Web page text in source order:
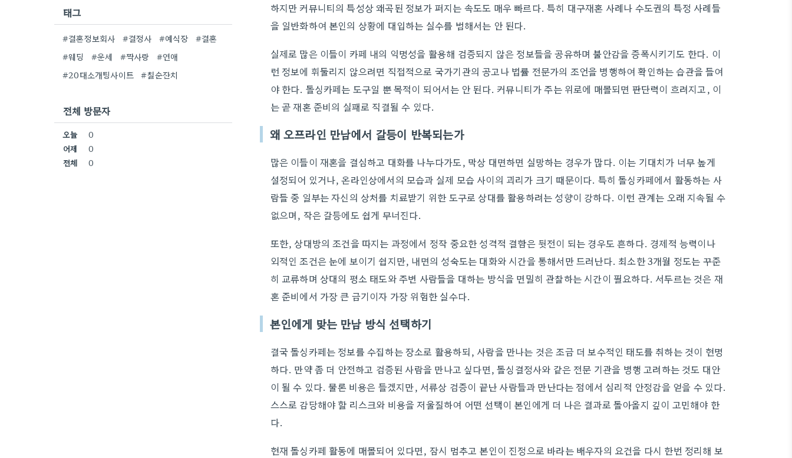
하지만 커뮤니티의 특성상 왜곡된 정보가 퍼지는 속도도 매우 빠르다. 특히 대구재혼 사례나 수도권의 특정 사례들
을 일반화하여 본인의 상황에 대입하는 실수를 범해서는 안 된다.
실제로 많은 이들이 카페 내의 익명성을 활용해 검증되지 않은 정보들을 공유하며 불안감을 증폭시키기도 한다. 이
런 정보에 휘둘리지 않으려면 직접적으로 국가기관의 공고나 법률 전문가의 조언을 병행하여 확인하는 습관을 들여
야 한다. 돌싱카페는 도구일 뿐 목적이 되어서는 안 된다. 커뮤니티가 주는 위로에 매몰되면 판단력이 흐려지고, 이
는 곧 재혼 준비의 실패로 직결될 수 있다.
왜 오프라인 만남에서 갈등이 반복되는가
많은 이들이 재혼을 결심하고 대화를 나누다가도, 막상 대면하면 실망하는 경우가 많다. 이는 기대치가 너무 높게
설정되어 있거나, 온라인상에서의 모습과 실제 모습 사이의 괴리가 크기 때문이다. 특히 돌싱카페에서 활동하는 사
람들 중 일부는 자신의 상처를 치료받기 위한 도구로 상대를 활용하려는 성향이 강하다. 이런 관계는 오래 지속될 수
없으며, 작은 갈등에도 쉽게 무너진다.
또한, 상대방의 조건을 따지는 과정에서 정작 중요한 성격적 결함은 뒷전이 되는 경우도 흔하다. 경제적 능력이나
외적인 조건은 눈에 보이기 쉽지만, 내면의 성숙도는 대화와 시간을 통해서만 드러난다. 최소한 3개월 정도는 꾸준
히 교류하며 상대의 평소 태도와 주변 사람들을 대하는 방식을 면밀히 관찰하는 시간이 필요하다. 서두르는 것은 재
혼 준비에서 가장 큰 금기이자 가장 위험한 실수다.
본인에게 맞는 만남 방식 선택하기
결국 돌싱카페는 정보를 수집하는 장소로 활용하되, 사람을 만나는 것은 조금 더 보수적인 태도를 취하는 것이 현명
하다. 만약 좀 더 안전하고 검증된 사람을 만나고 싶다면, 돌싱결정사와 같은 전문 기관을 병행 고려하는 것도 대안
이 될 수 있다. 물론 비용은 들겠지만, 서류상 검증이 끝난 사람들과 만난다는 점에서 심리적 안정감을 얻을 수 있다.
스스로 감당해야 할 리스크와 비용을 저울질하여 어떤 선택이 본인에게 더 나은 결과로 돌아올지 깊이 고민해야 한
다.
현재 돌싱카페 활동에 매몰되어 있다면, 잠시 멈추고 본인이 진정으로 바라는 배우자의 요건을 다시 한번 정리해 보
태그
#결혼정보회사 #결정사 #예식장
#결혼
#웨딩
#운세 #짝사랑
#연애
#20대소개팅사이트
#칠순잔치
전체 방문자
오늘
0
어제
0
전체
0